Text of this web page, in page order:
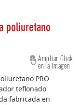
poliuretano
PRO
teflonado
fabricada en
Ampliar Click
en la imagen